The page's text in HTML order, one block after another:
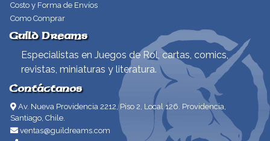
Costo y Forma de Envíos
Como Comprar
Guild Dreams
Especialistas en Juegos de Rol, cartas, comics,
revistas, miniaturas y literatura.
Contáctanos
Av. Nueva Providencia 2212, Piso 2, Local 126. Providencia,
Santiago, Chile.
ventas@guildreams.com